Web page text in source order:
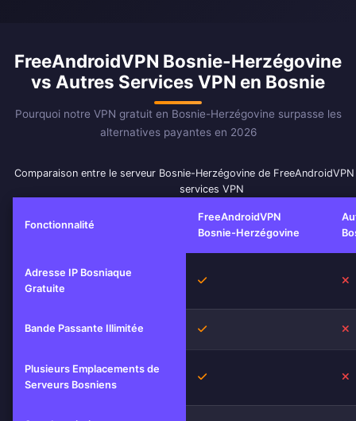
FreeAndroidVPN Bosnie-Herzégovine
vs Autres Services VPN en Bosnie
Pourquoi notre VPN gratuit en Bosnie-Herzégovine surpasse les
alternatives payantes en 2026
Comparaison entre le serveur Bosnie-Herzégovine de
services VPN
Fonctionnalité
FreeAndroidVPN
Bosnie-Herzégovine
Adresse IP Bosniaque
Gratuite
Oui
Bande Passante Illimitée Oui
Plusieurs Emplacements de
Serveurs Bosniens
Oui